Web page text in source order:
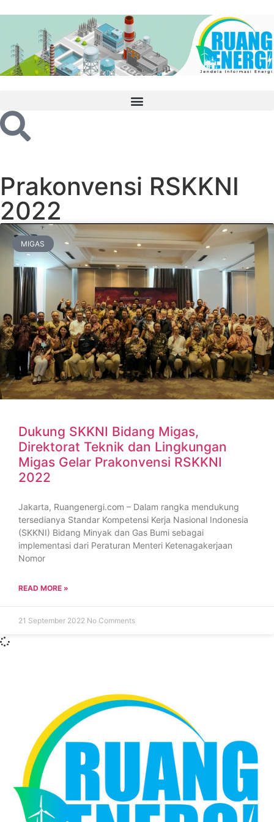
Prakonvensi RSKKNI
2022
MIGAS
Dukung SKKNI Bidang Migas,
Direktorat Teknik dan Lingkungan
Migas Gelar Prakonvensi RSKKNI
2022
Jakarta, Ruangenergi.com – Dalam rangka mendukung
tersedianya Standar Kompetensi Kerja Nasional Indonesia
(SKKNI) Bidang Minyak dan Gas Bumi sebagai
implementasi dari Peraturan Menteri Ketenagakerjaan
Nomor
READ MORE »
21 September 2022 No Comments